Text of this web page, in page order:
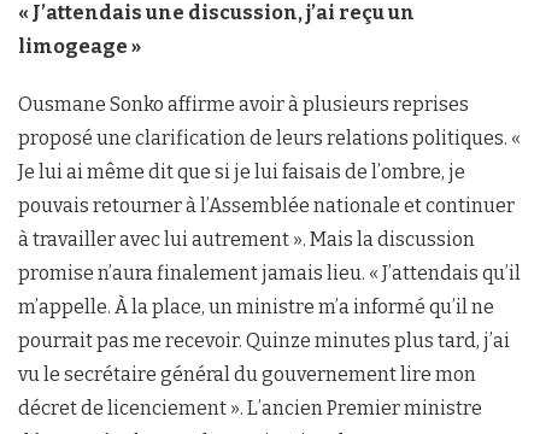
« J’attendais une discussion, j’ai reçu un
limogeage »
Ousmane Sonko affirme avoir à plusieurs reprises
proposé une clarification de leurs relations politiques. «
Je lui ai même dit que si je lui faisais de l’ombre, je
pouvais retourner à l’Assemblée nationale et continuer
à travailler avec lui autrement ». Mais la discussion
promise n’aura finalement jamais lieu. « J’attendais qu’il
m’appelle. À la place, un ministre m’a informé qu’il ne
pourrait pas me recevoir. Quinze minutes plus tard, j’ai
vu le secrétaire général du gouvernement lire mon
décret de licenciement ». L’ancien Premier ministre